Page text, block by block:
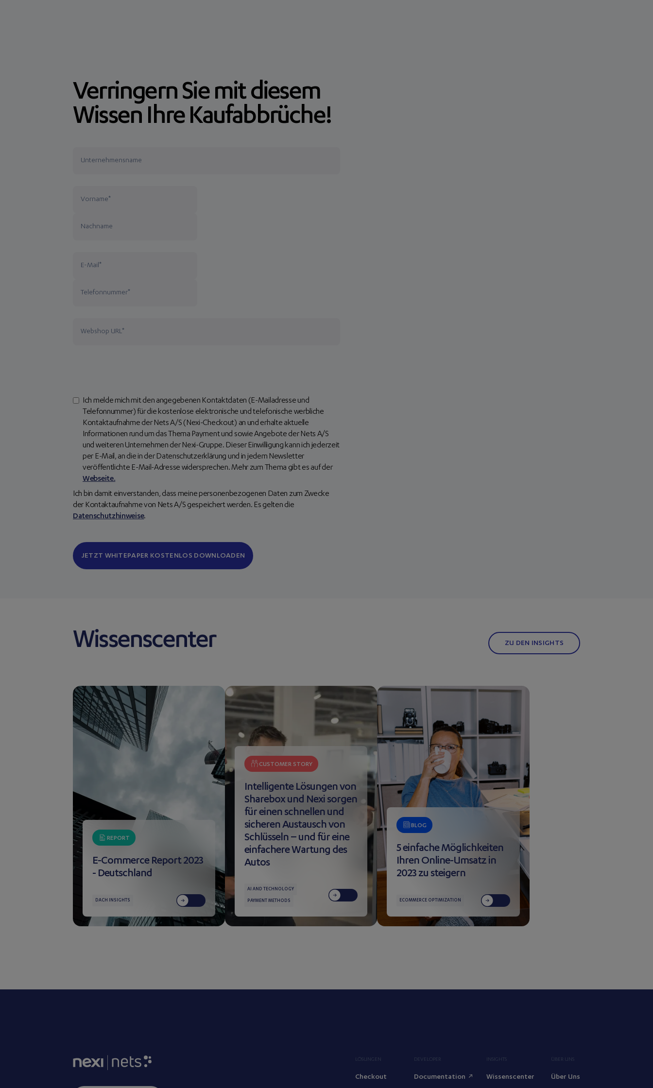
Verringern Sie mit diesem
Wissen Ihre Kaufabbrüche!
Unternehmensname
Vorname*
Nachname
E-Mail*
Telefonnummer*
Webshop URL*
Ich melde mich mit den angegebenen Kontaktdaten (E-Mailadresse und
Telefonnummer) für die kostenlose elektronische und telefonische werbliche
Kontaktaufnahme der Nets A/S (Nexi-Checkout) an und erhalte aktuelle
Informationen rund um das Thema Payment und sowie Angebote der Nets A/S
und weiteren Unternehmen der Nexi-Gruppe. Dieser Einwilligung kann ich jederzeit
per E-Mail, an die in der Datenschutzerklärung und in jedem Newsletter
veröffentlichte E-Mail-Adresse widersprechen. Mehr zum Thema gibt es auf der
Webseite.
Ich bin damit einverstanden, dass meine personenbezogenen Daten zum Zwecke
der Kontaktaufnahme von Nets A/S gespeichert werden. Es gelten die
Datenschutzhinweise.
Wissenscenter ZU DEN INSIGHTS
REPORT
E-Commerce Report 2023
- Deutschland
DACH INSIGHTS
CUSTOMER STORY
Intelligente Lösungen von
Sharebox und Nexi sorgen
für einen schnellen und
sicheren Austausch von
Schlüsseln – und für eine
einfachere Wartung des
Autos
AI AND TECHNOLOGY
PAYMENT METHODS
BLOG
5 einfache Möglichkeiten
Ihren Online-Umsatz in
2023 zu steigern
ECOMMERCE OPTIMIZATION
LÖSUNGEN
Checkout
DEVELOPER
Documentation
INSIGHTS
Wissenscenter
ÜBER UNS
Über Uns